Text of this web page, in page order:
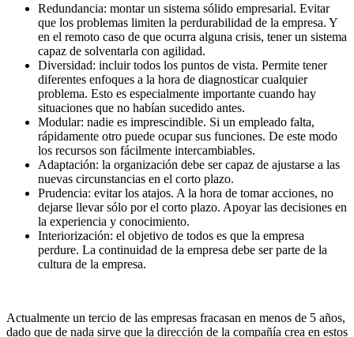
Redundancia: montar un sistema sólido empresarial. Evitar
que los problemas limiten la perdurabilidad de la empresa. Y
en el remoto caso de que ocurra alguna crisis, tener un sistema
capaz de solventarla con agilidad.
Diversidad: incluir todos los puntos de vista. Permite tener
diferentes enfoques a la hora de diagnosticar cualquier
problema. Esto es especialmente importante cuando hay
situaciones que no habían sucedido antes.
Modular: nadie es imprescindible. Si un empleado falta,
rápidamente otro puede ocupar sus funciones. De este modo
los recursos son fácilmente intercambiables.
Adaptación: la organización debe ser capaz de ajustarse a las
nuevas circunstancias en el corto plazo.
Prudencia: evitar los atajos. A la hora de tomar acciones, no
dejarse llevar sólo por el corto plazo. Apoyar las decisiones en
la experiencia y conocimiento.
Interiorización: el objetivo de todos es que la empresa
perdure. La continuidad de la empresa debe ser parte de la
cultura de la empresa.
Actualmente un tercio de las empresas fracasan en menos de 5 años,
dado que de nada sirve que la dirección de la compañía crea en estos